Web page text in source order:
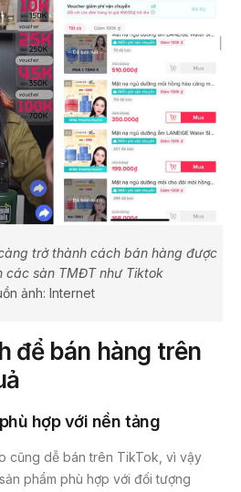
trở thành cách bán hàng được
các sàn TMĐT như Tiktok
ảnh: Internet
để bán hàng trên
hợp với nền tảng
cũng dễ bán trên TikTok, vì vậy
phẩm phù hợp với đối tượng